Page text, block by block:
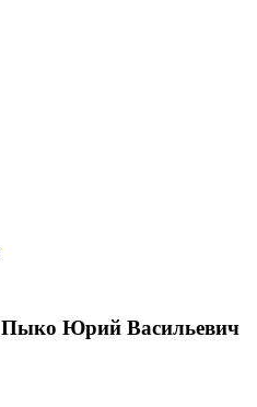
Пыко Юрий Васильевич